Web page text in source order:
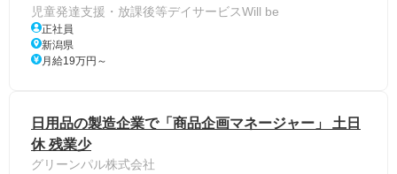
児童発達支援・放課後等デイサービスWill be
正社員
新潟県
月給19万円～
日用品の製造企業で「商品企画マネージャー」 土日
休 残業少
グリーンパル株式会社